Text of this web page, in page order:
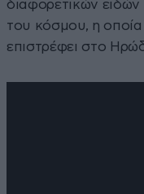
διαφορετικών
του κόσμου, η οποία
επιστρέφει στο